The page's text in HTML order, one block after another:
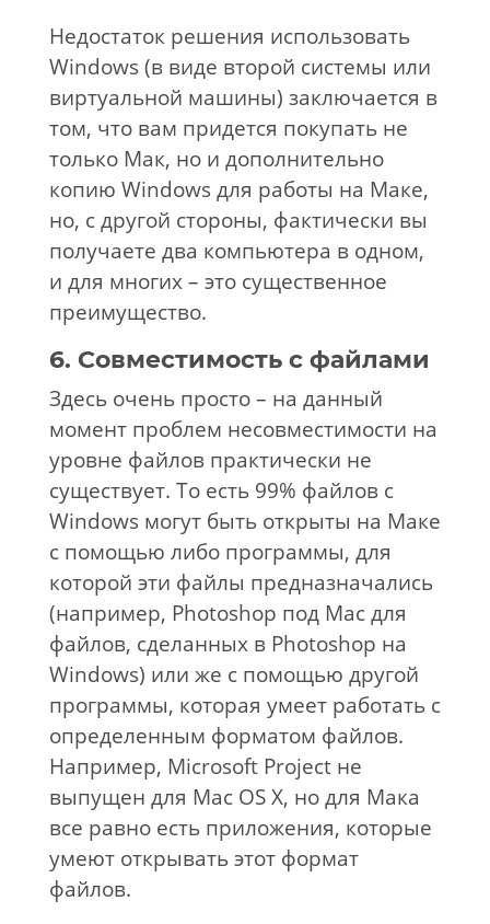
Недостаток решения использовать
Windows (в виде второй системы или
виртуальной машины) заключается в
том, что вам придется покупать не
только Мак, но и дополнительно
копию Windows для работы на Маке,
но, с другой стороны, фактически вы
получаете два компьютера в одном,
и для многих – это существенное
преимущество.
6. Совместимость с файлами
Здесь очень просто – на данный
момент проблем несовместимости на
уровне файлов практически не
существует. То есть 99% файлов с
Windows могут быть открыты на Маке
с помощью либо программы, для
которой эти файлы предназначались
(например, Photoshop под Mac для
файлов, сделанных в Photoshop на
Windows) или же с помощью другой
программы, которая умеет работать с
определенным форматом файлов.
Например, Microsoft Project не
выпущен для Mac OS X, но для Мака
все равно есть приложения, которые
умеют открывать этот формат
файлов.